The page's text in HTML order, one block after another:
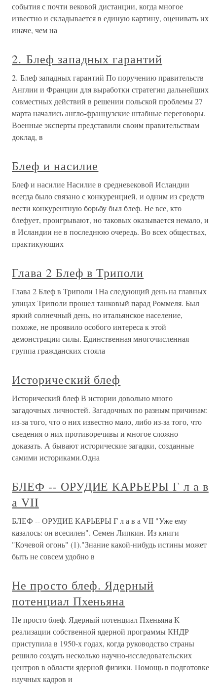
события с почти вековой дистанции, когда многое
известно и складывается в единую картину, оценивать их
иначе, чем на
2. Блеф западных гарантий
2. Блеф западных гарантий По поручению правительств
Англии и Франции для выработки стратегии дальнейших
совместных действий в решении польской проблемы 27
марта начались англо-французские штабные переговоры.
Военные эксперты представили своим правительствам
доклад, в
Блеф и насилие
Блеф и насилие Насилие в средневековой Исландии
всегда было связано с конкуренцией, и одним из средств
вести конкурентную борьбу был блеф. Не все, кто
блефует, проигрывают, но таковых оказывается немало, и
в Исландии не в последнюю очередь. Во всех обществах,
практикующих
Глава 2 Блеф в Триполи
Глава 2 Блеф в Триполи 1На следующий день на главных
улицах Триполи прошел танковый парад Роммеля. Был
яркий солнечный день, но итальянское население,
похоже, не проявило особого интереса к этой
демонстрации силы. Единственная многочисленная
группа гражданских стояла
Исторический блеф
Исторический блеф В истории довольно много
загадочных личностей. Загадочных по разным причинам:
из-за того, что о них известно мало, либо из-за того, что
сведения о них противоречивы и многое сложно
доказать. А бывают исторические загадки, созданные
самими историками.Одна
БЛЕФ -- ОРУДИЕ КАРЬЕРЫ Г л а в
а VII
БЛЕФ -- ОРУДИЕ КАРЬЕРЫ Г л а в а VII "Уже ему
казалось: он всесилен". Семен Липкин. Из книги
"Кочевой огонь" (1)."Знание какой-нибудь истины может
быть не совсем удобно в
Не просто блеф. Ядерный
потенциал Пхеньяна
Не просто блеф. Ядерный потенциал Пхеньяна К
реализации собственной ядерной программы КНДР
приступила в 1950-х годах, когда руководство страны
решило создать несколько научно-исследовательских
центров в области ядерной физики. Помощь в подготовке
научных кадров и